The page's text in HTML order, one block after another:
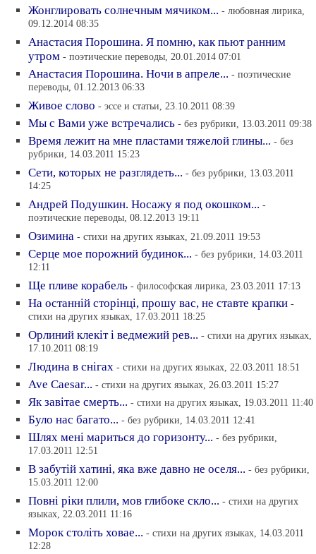
Жонглировать солнечным мячиком... - любовная лирика,
09.12.2014 08:35
Анастасия Порошина. Я помню, как пьют ранним
утром - поэтические переводы, 20.01.2014 07:01
Анастасия Порошина. Ночи в апреле... - поэтические
переводы, 01.12.2013 06:33
Живое слово - эссе и статьи, 23.10.2011 08:39
Мы с Вами уже встречались - без рубрики, 13.03.2011 09:38
Время лежит на мне пластами тяжелой глины... - без
рубрики, 14.03.2011 15:23
Сети, которых не разглядеть... - без рубрики, 13.03.2011
14:25
Андрей Подушкин. Носажу я под окошком... -
поэтические переводы, 08.12.2013 19:11
Озимина - стихи на других языках, 21.09.2011 19:53
Серце мое порожний будинок... - без рубрики, 14.03.2011
12:11
Ще пливе корабель - философская лирика, 23.03.2011 17:13
На останнiй сторiнцi, прошу вас, не ставте крапки -
стихи на других языках, 17.03.2011 18:25
Орлиний клекiт i ведмежий рев... - стихи на других языках,
17.10.2011 08:19
Людина в снiгах - стихи на других языках, 22.03.2011 18:51
Ave Caesar... - стихи на других языках, 26.03.2011 15:27
Як завiтае смерть... - стихи на других языках, 19.03.2011 11:40
Було нас багато... - без рубрики, 14.03.2011 12:41
Шлях менi мариться до горизонту... - без рубрики,
17.03.2011 12:51
В забутiй хатинi, яка вже давно не оселя... - без рубрики,
15.03.2011 12:00
Повнi рiки плили, мов глибоке скло... - стихи на других
языках, 22.03.2011 11:16
Морок столiть ховае... - стихи на других языках, 14.03.2011
12:28